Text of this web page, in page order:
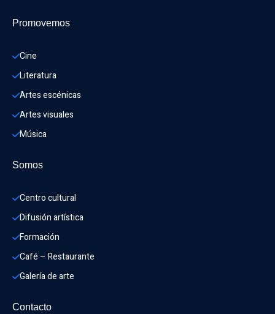
Promovemos
Cine
Literatura
Artes escénicas
Artes visuales
Música
Somos
Centro cultural
Difusión artística
Formación
Café – Restaurante
Galería de arte
Contacto